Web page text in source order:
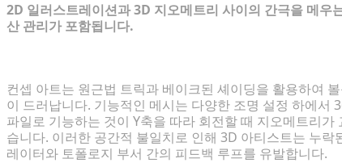
2D 일러스트레이션과 3D 지오메트리 사이의 간극을 메
산 관리가 포함됩니다.
컨셉 아트는 원근법 트릭과 베이크된 셰이딩을 활용하여
이 드러납니다. 기능적인 메시는 다양한 조명 설정 하에서
파일로 기능하는 것이 Y축을 따라 회전할 때 지오메트리
습니다. 이러한 공간적 불일치로 인해 3D 아티스트는 누
레이터와 토폴로지 부서 간의 피드백 루프를 유발합니다.